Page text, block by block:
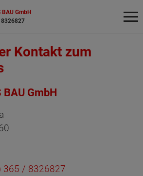
BAU GmbH
Kontakt zum
BAU GmbH
365 / 8326827
Sie suchen?